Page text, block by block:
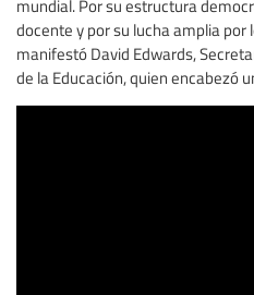
mundial. Por su estructura
docente y por su lucha amplia por
manifestó David Edwards,
de la Educación, quien encabezó